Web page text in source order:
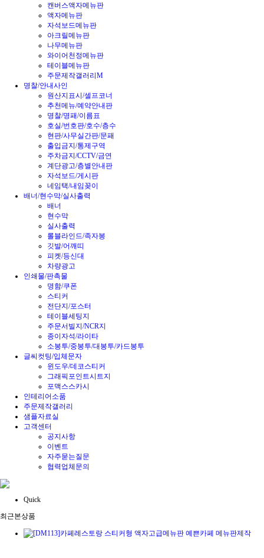
캔버스액자메뉴판
액자메뉴판
자석보드메뉴판
아크릴메뉴판
나무메뉴판
와이어천정메뉴판
테이블메뉴판
주문제작갤러리M
명찰/안내사인
원산지표시/셀프코너
추천메뉴/예약안내판
명찰/명패/이름표
호실/번호판/호수/층수
현판/사무실간판/문패
출입금지/통제구역
주차금지/CCTV/금연
계단광고/층별안내판
자석보드/게시판
네임택/내임꽂이
배너/현수막/실사출력
배너
현수막
실사출력
롤블라인드/족자봉
깃발/어깨띠
피켓/등신대
차량광고
인쇄물/판촉물
명함/쿠폰
스티커
전단지/포스터
테이블세팅지
주문서빌지/NCR지
종이자석/라이타
소봉투/중봉투/대봉투/카드봉투
글씨컷팅/입체문자
윈도우/데코스티커
그래픽포인트시트지
포맥스스카시
인테리어소품
주문제작갤러리
샘플자료실
고객센터
공지사항
이벤트
자주묻는질문
협력업체문의
Quick
최근본상품